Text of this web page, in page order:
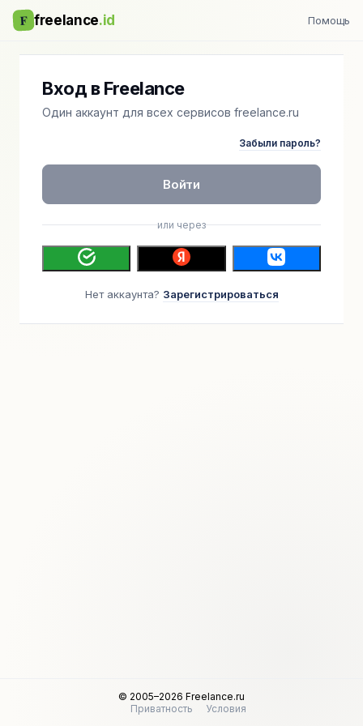
F freelance.id Помощь
Вход в Freelance
Один аккаунт для всех сервисов freelance.ru
Забыли пароль?
Войти
или через
Нет аккаунта? Зарегистрироваться
© 2005–2026 Freelance.ru
Приватность
Условия